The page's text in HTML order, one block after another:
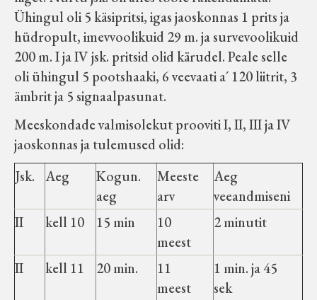
Ühingul oli 5 käsipritsi, igas jaoskonnas 1 prits ja
hüdropult, imevvoolikuid 29 m. ja survevoolikuid
200 m. I ja IV jsk. pritsid olid kärudel. Peale selle
oli ühingul 5 pootshaaki, 6 veevaati a´ 120 liitrit, 3
ämbrit ja 5 signaalpasunat.
Meeskondade valmisolekut prooviti I, II, III ja IV
jaoskonnas ja tulemused olid:
Jsk.
Aeg
Kogun.
aeg
Meeste
arv
Aeg
veeandmiseni
II
kell 10 15 min
10
meest
2 minutit
II kell 11 20 min.
11
meest
1 min. ja 45
sek